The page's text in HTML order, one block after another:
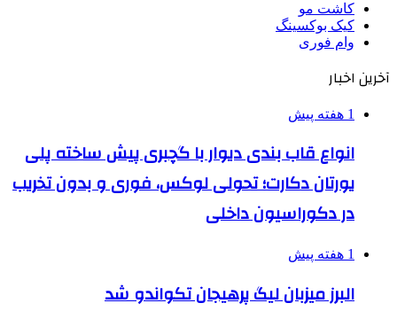
کاشت مو
کیک بوکسینگ
وام فوری
آخرین اخبار
1 هفته پیش
انواع قاب بندی دیوار با گچبری پیش ساخته پلی
یورتان دکارت؛ تحولی لوکس، فوری و بدون تخریب
در دکوراسیون داخلی
1 هفته پیش
البرز میزبان لیگ پرهیجان تکواندو شد